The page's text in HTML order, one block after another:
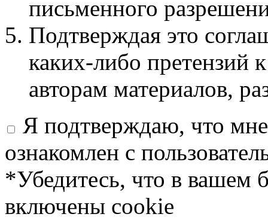
письменного
Подтверждая это
каких-либо претензий
авторам материалов,
Я подтверждаю, что
ознакомлен с
*Убедитесь, что в вашем
включены cookie